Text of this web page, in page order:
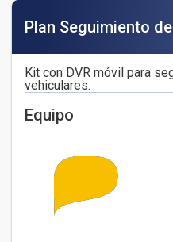
Plan Seguimiento
Kit con DVR móvil para
vehiculares.
Equipo